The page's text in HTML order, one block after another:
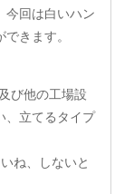
今回は白いハン
きます。
び他の工場設
、立てるタイプ
ね、しないと